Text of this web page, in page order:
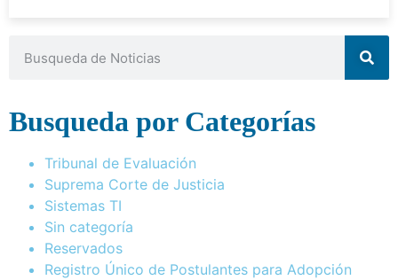
Busqueda por Categorías
Tribunal de Evaluación
Suprema Corte de Justicia
Sistemas TI
Sin categoría
Reservados
Registro Único de Postulantes para Adopción